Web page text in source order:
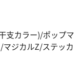
支カラー)/ポップマ
マジカルZ/ステッカ